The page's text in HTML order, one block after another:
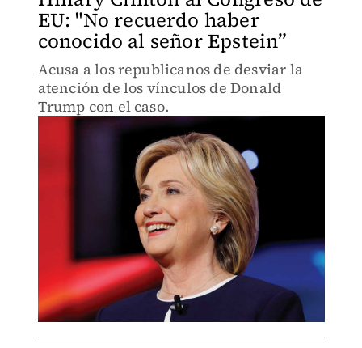
EU: "No recuerdo haber
conocido al señor Epstein”
Acusa a los republicanos de desviar la
atención de los vínculos de Donald
Trump con el caso.